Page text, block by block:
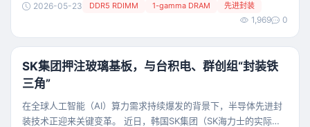
gamma 制程打造，传输速率最高可达 9,200 MT/s，比当前量产的
2026-05-23 DDR5 RDIMM 1-gamma DRAM 先进封装
1,969 0
SK集团押注玻璃基板，与台积电、群创组“封装铁
三角”
在全球人工智能（AI）算力需求持续爆发的背景下，半导体先进封
装技术正迎来关键变革。 近日，韩国SK集团（SK海力士的实际控